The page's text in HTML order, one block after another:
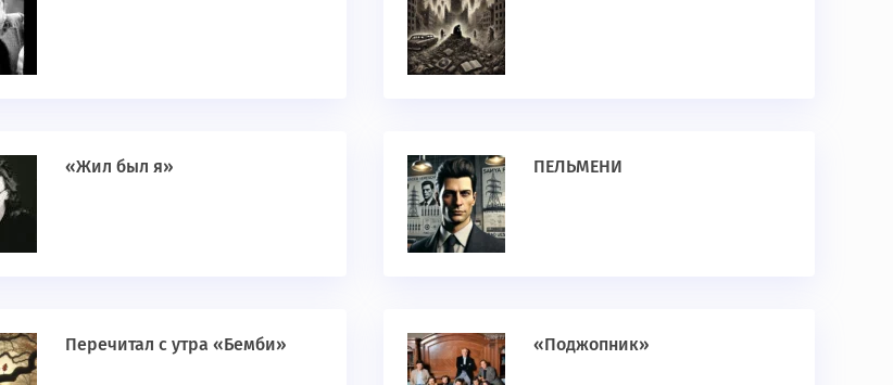
«Жил был я» ПЕЛЬМЕНИ
Перечитал с утра «Бемби» «Поджопник»